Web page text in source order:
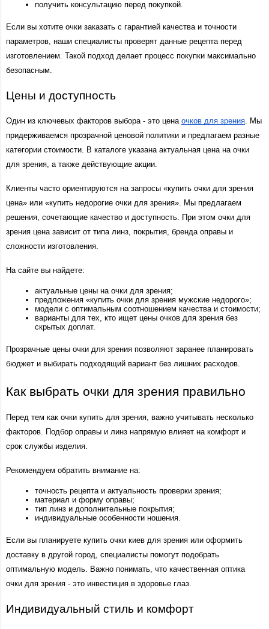
получить консультацию перед покупкой.
Если вы хотите очки заказать с гарантией качества и точности
параметров, наши специалисты проверят данные рецепта перед
изготовлением. Такой подход делает процесс покупки максимально
безопасным.
Цены и доступность
Один из ключевых факторов выбора - это цена очков для зрения . Мы
придерживаемся прозрачной ценовой политики и предлагаем разные
категории стоимости. В каталоге указана актуальная цена на очки
для зрения, а также действующие акции.
Клиенты часто ориентируются на запросы «купить очки для зрения
цена» или «купить недорогие очки для зрения». Мы предлагаем
решения, сочетающие качество и доступность. При этом очки для
зрения цена зависит от типа линз, покрытия, бренда оправы и
сложности изготовления.
На сайте вы найдете:
актуальные цены на очки для зрения;
предложения «купить очки для зрения мужские недорого»;
модели с оптимальным соотношением качества и стоимости;
варианты для тех, кто ищет цены очков для зрения без
скрытых доплат.
Прозрачные цены очки для зрения позволяют заранее планировать
бюджет и выбирать подходящий вариант без лишних расходов.
Как выбрать очки для зрения правильно
Перед тем как очки купить для зрения, важно учитывать несколько
факторов. Подбор оправы и линз напрямую влияет на комфорт и
срок службы изделия.
Рекомендуем обратить внимание на:
точность рецепта и актуальность проверки зрения;
материал и форму оправы;
тип линз и дополнительные покрытия;
индивидуальные особенности ношения.
Если вы планируете купить очки киев для зрения или оформить
доставку в другой город, специалисты помогут подобрать
оптимальную модель. Важно понимать, что качественная оптика
очки для зрения - это инвестиция в здоровье глаз.
Индивидуальный стиль и комфорт